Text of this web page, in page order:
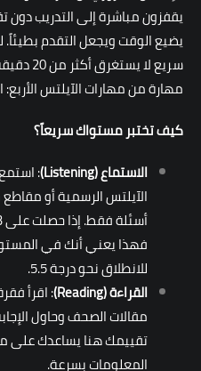
يقفزون مباشرة إلى التدريب
يضيع الوقت ويجعل التقدم
سريع
مهارة من مهارات الآيلتس الأربع:
كيف تختبر مستواك سريعاً؟
الاستماع(Listening)
:
فهذا يعني أنك في
للانطلاق نحو درجة 5.5.
القراءة(Reading)
: اقرأ
تقييمك هنا يساعدك على
المعلومات بسرعة.